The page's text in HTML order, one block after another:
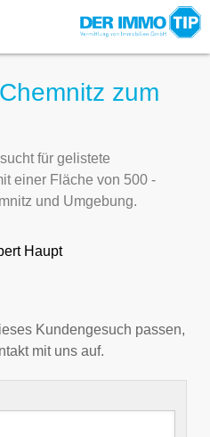
zum
für gelistete
einer Fläche von 500 -
und Umgebung.
Haupt
Kundengesuch passen,
mit uns auf.